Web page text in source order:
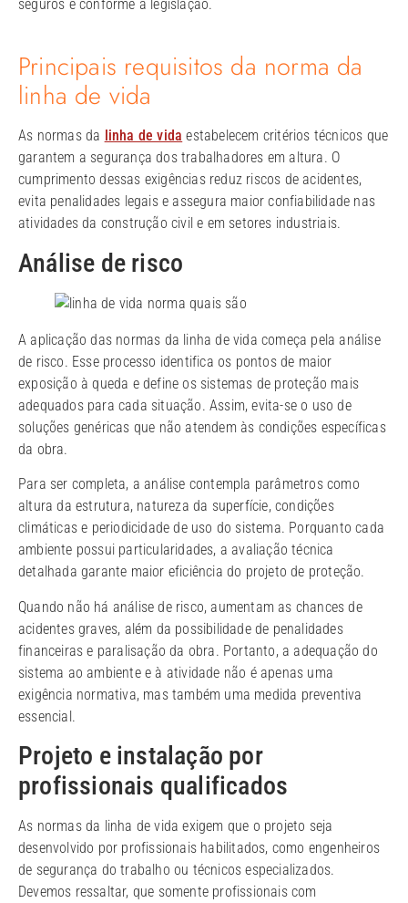
seguros e conforme a legislação.
Principais requisitos da norma da
linha de vida
As normas da linha de vida estabelecem critérios técnicos que
garantem a segurança dos trabalhadores em altura. O
cumprimento dessas exigências reduz riscos de acidentes,
evita penalidades legais e assegura maior confiabilidade nas
atividades da construção civil e em setores industriais.
Análise de risco
A aplicação das normas da linha de vida começa pela análise
de risco. Esse processo identifica os pontos de maior
exposição à queda e define os sistemas de proteção mais
adequados para cada situação. Assim, evita-se o uso de
soluções genéricas que não atendem às condições específicas
da obra.
Para ser completa, a análise contempla parâmetros como
altura da estrutura, natureza da superfície, condições
climáticas e periodicidade de uso do sistema. Porquanto cada
ambiente possui particularidades, a avaliação técnica
detalhada garante maior eficiência do projeto de proteção.
Quando não há análise de risco, aumentam as chances de
acidentes graves, além da possibilidade de penalidades
financeiras e paralisação da obra. Portanto, a adequação do
sistema ao ambiente e à atividade não é apenas uma
exigência normativa, mas também uma medida preventiva
essencial.
Projeto e instalação por
profissionais qualificados
As normas da linha de vida exigem que o projeto seja
desenvolvido por profissionais habilitados, como engenheiros
de segurança do trabalho ou técnicos especializados.
Devemos ressaltar, que somente profissionais com